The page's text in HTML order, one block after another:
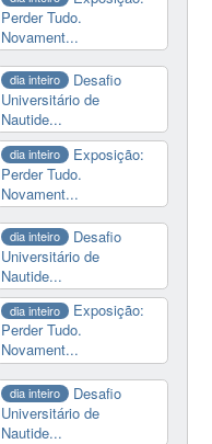
Perder Tudo.
Novament...
dia inteiro
Desafio
Universitário de
Nautide...
dia inteiro
Exposição:
Perder Tudo.
Novament...
dia inteiro
Desafio
Universitário de
Nautide...
dia inteiro
Exposição:
Perder Tudo.
Novament...
dia inteiro
Desafio
Universitário de
Nautide...